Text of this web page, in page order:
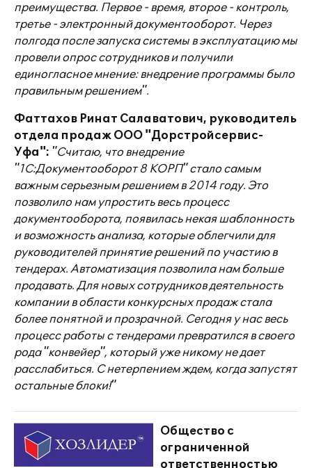
преимущества. Первое - время, второе - контроль,
третье - электронный документооборот. Через
полгода после запуска системы в эксплуатацию мы
провели опрос сотрудников и получили
единогласное мнение: внедрение программы было
правильным решением".
Фаттахов Ринат Салаватович, руководитель
отдела продаж ООО "Дорстройсервис-
Уфа": "Считаю, что внедрение
"1С:Документооборот 8 КОРП" стало самым
важным серьезным решением в 2014 году. Это
позволило нам упростить весь процесс
документооборота, появилась некая шаблонность
и возможность анализа, которые облегчили для
руководителей принятие решений по участию в
тендерах. Автоматизация позволила нам больше
продавать. Для новых сотрудников деятельность
компании в области конкурсных продаж стала
более понятной и прозрачной. Сегодня у нас весь
процесс работы с тендерами превратился в своего
рода "конвейер", который уже никому не дает
расслабиться. С нетерпением ждем, когда запустят
остальные блоки!"
Общество с
ограниченной
ответственностью